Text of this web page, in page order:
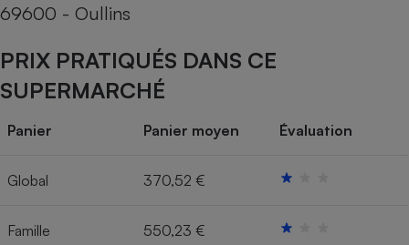
69600 - Oullins
PRIX PRATIQUÉS DANS CE
SUPERMARCHÉ
Panier Panier moyen Évaluation
Global 370,52 €
Famille 550,23 €
Robot ménager